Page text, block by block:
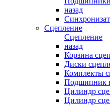
назад
Сцепление
Сцепление
назад
Корзина
Диски
Комплекты
Подшипник
Цилиндр
Цилиндр